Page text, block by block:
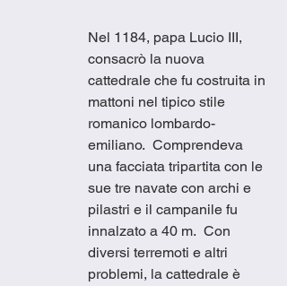
Nel 1184, papa Lucio III,
consacrò la nuova
cattedrale che fu costruita in
mattoni nel tipico stile
romanico lombardo-
emiliano.  Comprendeva
una facciata tripartita con le
sue tre navate con archi e
pilastri e il campanile fu
innalzato a 40 m.  Con
diversi terremoti e altri
problemi, la cattedrale è